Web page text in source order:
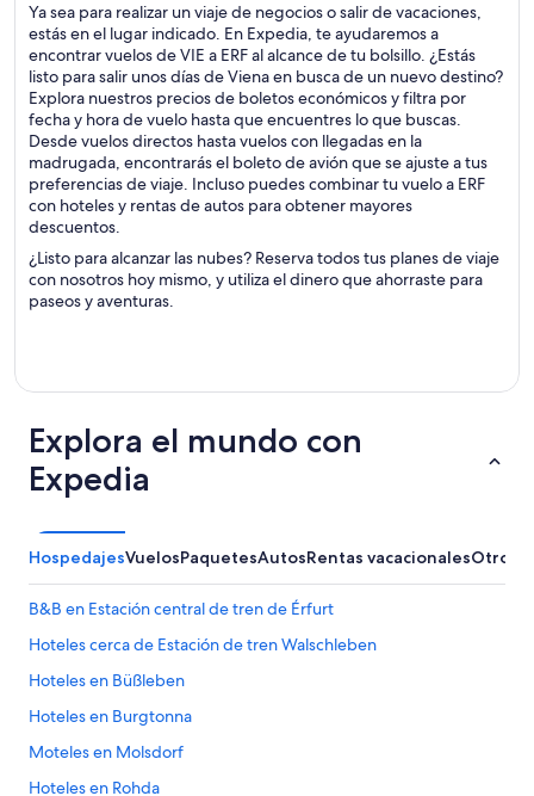
Ya sea para realizar un viaje de negocios o salir de vacaciones,
estás en el lugar indicado. En Expedia, te ayudaremos a
encontrar vuelos de VIE a ERF al alcance de tu bolsillo. ¿Estás
listo para salir unos días de Viena en busca de un nuevo destino?
Explora nuestros precios de boletos económicos y filtra por
fecha y hora de vuelo hasta que encuentres lo que buscas.
Desde vuelos directos hasta vuelos con llegadas en la
madrugada, encontrarás el boleto de avión que se ajuste a tus
preferencias de viaje. Incluso puedes combinar tu vuelo a ERF
con hoteles y rentas de autos para obtener mayores
descuentos.
¿Listo para alcanzar las nubes? Reserva todos tus planes de viaje
con nosotros hoy mismo, y utiliza el dinero que ahorraste para
paseos y aventuras.
Explora el mundo con
Expedia
HospedajesVuelosPaquetesAutosRentas vacacionalesOtros
B&B en Estación central de tren de Érfurt
Hoteles cerca de Estación de tren Walschleben
Hoteles en Büßleben
Hoteles en Burgtonna
Moteles en Molsdorf
Hoteles en Rohda